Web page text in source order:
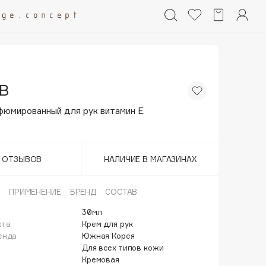
для рук витамин Е
ОТЗЫВОВ НАЛИЧИЕ В МАГАЗИНАХ
ПРИМЕНЕНИЕ БРЕНД СОСТАВ
30мл
Крем для рук
Южная Корея
Для всех типов кожи
Кремовая